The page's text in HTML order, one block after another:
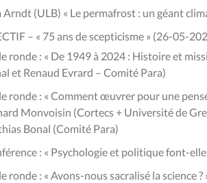
Arndt (ULB) « Le permafrost : un géant
– « 75 ans de scepticisme » (26-05-
ronde : « De 1949 à 2024 : Histoire et
et Renaud Evrard – Comité Para)
ronde : « Comment œuvrer pour une
Monvoisin (Cortecs + Université de
Bonal (Comité Para)
: « Psychologie et politique font-
ronde : « Avons-nous sacralisé la science